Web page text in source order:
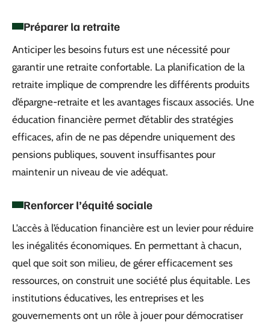
Préparer la retraite
Anticiper les besoins futurs est une nécessité pour
garantir une retraite confortable. La planification de la
retraite implique de comprendre les différents produits
d’épargne-retraite et les avantages fiscaux associés. Une
éducation financière permet d’établir des stratégies
efficaces, afin de ne pas dépendre uniquement des
pensions publiques, souvent insuffisantes pour
maintenir un niveau de vie adéquat.
Renforcer l’équité sociale
L’accès à l’éducation financière est un levier pour réduire
les inégalités économiques. En permettant à chacun,
quel que soit son milieu, de gérer efficacement ses
ressources, on construit une société plus équitable. Les
institutions éducatives, les entreprises et les
gouvernements ont un rôle à jouer pour démocratiser